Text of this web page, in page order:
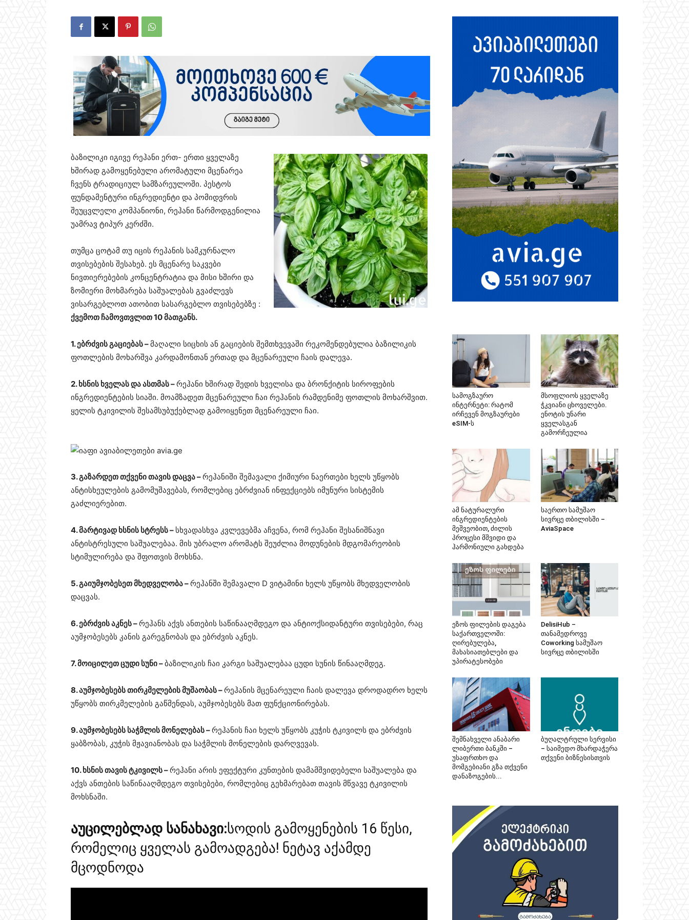
ბაზილიკი იგივე რეჰანი ერთ- ერთი ყველაზე
ხშირად გამოყენებული არომატული მცენარეა
ჩვენს ტრადიციულ სამზარეულოში. პესტოს
ფუნდამენტური ინგრედიენტი და პომიდვრის
შეუცვლელი კომპანიონი, რეჰანი წარმოდგენილია
უამრავ ტიპურ კერძში.
თუმცა ცოტამ თუ იცის რეჰანის სამკურნალო
თვისებების შესახებ. ეს მცენარე საკვები
ნივთიერებების კონცენტრატია და მისი ხშირი და
ზომიერი მოხმარება საშუალებას გვაძლევს
ვისარგებლოთ ათობით სასარგებლო თვისებებზე :
ქვემოთ ჩამოვთვლით 10 მათგანს.
1. ებრძვის გაციებას –მაღალი სიცხის ან გაციების შემთხვევაში რეკომენდებულია ბაზილიკის
ფოთლების მოხარშვა კარდამონთან ერთად და მცენარეული ჩაის დალევა.
2. ხსნის ხველას და ასთმას –რეჰანი ხშირად შედის ხველისა და ბრონქიტის სიროფების
ინგრედიენტების სიაში. მოამზადეთ მცენარეული ჩაი რეჰანის რამდენიმე ფოთლის მოხარშვით.
ყელის ტკივილის შესამსუბუქებლად გამოიყენეთ მცენარეული ჩაი.
3. გაზარდეთ თქვენი თავის დაცვა –რეჰანიში შემავალი ქიმიური ნაერთები ხელს უწყობს
ანტისხეულების გამომუშავებას, რომლებიც ებრძვიან ინფექციებს იმუნური სისტემის
გაძლიერებით.
4. მარტივად ხსნის სტრესს – სხვადასხვა კვლევებმა აჩვენა, რომ რეჰანი შესანიშნავი
ანტისტრესული საშუალებაა. მის უბრალო არომატს შეუძლია მოდუნების მდგომარეობის
სტიმულირება და შფოთვის მოხსნა.
5. გაიუმჯობესეთ მხედველობა –რეჰანში შემავალი D ვიტამინი ხელს უწყობს მხედველობის
დაცვას.
6. ებრძვის აკნეს –რეჰანს აქვს ანთების საწინააღმდეგო და ანტიოქსიდანტური თვისებები, რაც
აუმჯობესებს კანის გარეგნობას და ებრძვის აკნეს.
7. მოიცილეთ ცუდი სუნი –ბაზილიკის ჩაი კარგი საშუალებაა ცუდი სუნის წინააღმდეგ.
8. აუმჯობესებს თირკმელების მუშაობას –რეჰანის მცენარეული ჩაის დალევა დროდადრო ხელს
უწყობს თირკმელების გაწმენდას, აუმჯობესებს მათ ფუნქციონირებას.
9. აუმჯობესებს საჭმლის მონელებას –რეჰანის ჩაი ხელს უწყობს კუჭის ტკივილს და ებრძვის
ყაბზობას, კუჭის მჟავიანობას და საჭმლის მონელების დარღვევას.
10. ხსნის თავის ტკივილს –რეჰანი არის ეფექტური კუნთების დამამშვიდებელი საშუალება და
აქვს ანთების საწინააღმდეგო თვისებები, რომლებიც გეხმარებათ თავის მწვავე ტკივილის
მოხსნაში.
აუცილებლად სანახავი:სოდის გამოყენების 16 წესი,
რომელიც ყველას გამოადგება! ნეტავ აქამდე
მცოდნოდა
სამოგზაურო
ინტერნეტი: რატომ
ირჩევენ მოგზაურები
eSIM-ს
მსოფლიოს ყველაზე
ჭკვიანი ცხოველები.
ენოტის უნარი
ყველასგან
გამორჩეულია
ამ ნატურალური
ინგრედიენტების
მეშვეობით, ძილის
პროცესი მშვიდი და
ჰარმონიული გახდება
საერთო სამუშაო
სივრცე თბილისში –
AviaSpace
ეზოს ფილების დაგება
საქართველოში:
ღირებულება,
მახასიათებლები და
უპირატესობები
DelisiHub –
თანამედროვე
Coworking სამუშაო
სივრცე თბილისში
შემნახველი ანაბარი
ლიბერთი ბანკში –
უსაფრთხო და
მომგებიანი გზა თქვენი
დანაზოგების...
ბუღალტრული სერვისი
– საიმედო მხარდაჭერა
თქვენი ბიზნესისთვის